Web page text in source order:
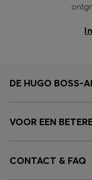
DE HUGO BOSS-
VOOR EEN
CONTACT & FAQ